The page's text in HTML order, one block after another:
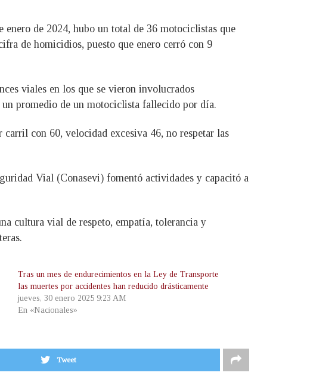
de 2024, hubo un total de 36 motociclistas que
de homicidios, puesto que enero cerró con 9
viales en los que se vieron involucrados
promedio de un motociclista fallecido por día.
con 60, velocidad excesiva 46, no respetar las
Vial (Conasevi) fomentó actividades y capacitó a
cultura vial de respeto, empatía, tolerancia y
Tras un mes de endurecimientos en la Ley de Transporte
las muertes por accidentes han reducido drásticamente
jueves, 30 enero 2025 9:23 AM
En «Nacionales»
Tweet